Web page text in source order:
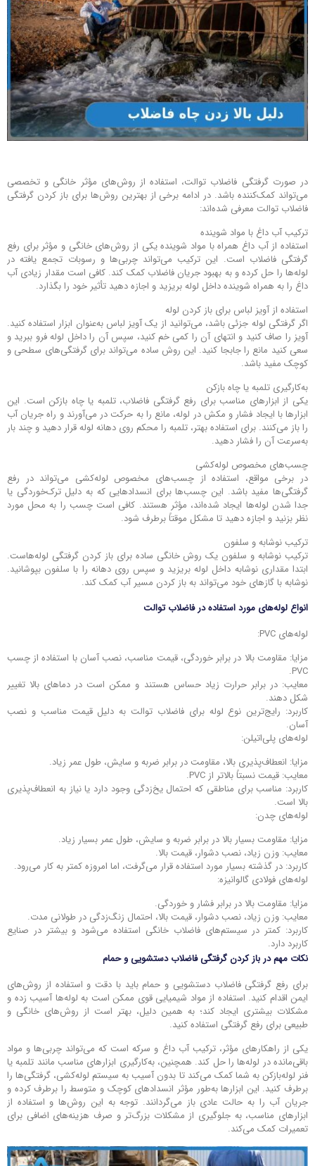
در صورت گرفتگی فاضلاب توالت، استفاده از روش‌های مؤثر خانگی و تخصصی
می‌تواند کمک‌کننده باشد. در ادامه برخی از بهترین روش‌ها برای باز کردن گرفتگی
فاضلاب توالت معرفی شده‌اند:
ترکیب آب داغ با مواد شوینده
استفاده از آب داغ همراه با مواد شوینده یکی از روش‌های خانگی و مؤثر برای رفع
گرفتگی فاضلاب است. این ترکیب می‌تواند چربی‌ها و رسوبات تجمع یافته در
لوله‌ها را حل کرده و به بهبود جریان فاضلاب کمک کند. کافی است مقدار زیادی آب
داغ را به همراه شوینده داخل لوله بریزید و اجازه دهید تأثیر خود را بگذارد.
استفاده از آویز لباس برای باز کردن لوله
اگر گرفتگی لوله جزئی باشد، می‌توانید از یک آویز لباس به‌عنوان ابزار استفاده کنید.
آویز را صاف کنید و انتهای آن را کمی خم کنید، سپس آن را داخل لوله فرو ببرید و
سعی کنید مانع را جابجا کنید. این روش ساده می‌تواند برای گرفتگی‌های سطحی و
کوچک مفید باشد.
به‌کارگیری تلمبه یا چاه بازکن
یکی از ابزارهای مناسب برای رفع گرفتگی فاضلاب، تلمبه یا چاه بازکن است. این
ابزارها با ایجاد فشار و مکش در لوله، مانع را به حرکت در می‌آورند و راه جریان آب
را باز می‌کنند. برای استفاده بهتر، تلمبه را محکم روی دهانه لوله قرار دهید و چند بار
به‌سرعت آن را فشار دهید.
چسب‌های مخصوص لوله‌کشی
در برخی مواقع، استفاده از چسب‌های مخصوص لوله‌کشی می‌تواند در رفع
گرفتگی‌ها مفید باشد. این چسب‌ها برای انسدادهایی که به دلیل ترک‌خوردگی یا
جدا شدن لوله‌ها ایجاد شده‌اند، مؤثر هستند. کافی است چسب را به محل مورد
نظر بزنید و اجازه دهید تا مشکل موقتاً برطرف شود.
ترکیب نوشابه و سلفون
ترکیب نوشابه و سلفون یک روش خانگی ساده برای باز کردن گرفتگی لوله‌هاست.
ابتدا مقداری نوشابه داخل لوله بریزید و سپس روی دهانه را با سلفون بپوشانید.
نوشابه با گازهای خود می‌تواند به باز کردن مسیر آب کمک کند.
انواع لوله‌های مورد استفاده در فاضلاب توالت
لوله‌های PVC:
مزایا: مقاومت بالا در برابر خوردگی، قیمت مناسب، نصب آسان با استفاده از چسب
PVC.
معایب: در برابر حرارت زیاد حساس هستند و ممکن است در دماهای بالا تغییر
شکل دهند.
کاربرد: رایج‌ترین نوع لوله برای فاضلاب توالت به دلیل قیمت مناسب و نصب
آسان.
لوله‌های پلی‌اتیلن:
مزایا: انعطاف‌پذیری بالا، مقاومت در برابر ضربه و سایش، طول عمر زیاد.
معایب: قیمت نسبتاً بالاتر از PVC.
کاربرد: مناسب برای مناطقی که احتمال یخ‌زدگی وجود دارد یا نیاز به انعطاف‌پذیری
بالا است.
لوله‌های چدن:
مزایا: مقاومت بسیار بالا در برابر ضربه و سایش، طول عمر بسیار زیاد.
معایب: وزن زیاد، نصب دشوار، قیمت بالا.
کاربرد: در گذشته بسیار مورد استفاده قرار می‌گرفت، اما امروزه کمتر به کار می‌رود.
لوله‌های فولادی گالوانیزه:
مزایا: مقاومت بالا در برابر فشار و خوردگی.
معایب: وزن زیاد، نصب دشوار، قیمت بالا، احتمال زنگ‌زدگی در طولانی مدت.
کاربرد: کمتر در سیستم‌های فاضلاب خانگی استفاده می‌شود و بیشتر در صنایع
کاربرد دارد.
نکات مهم در باز کردن گرفتگی فاضلاب دستشویی و حمام
برای رفع گرفتگی فاضلاب دستشویی و حمام باید با دقت و استفاده از روش‌های
ایمن اقدام کنید. استفاده از مواد شیمیایی قوی ممکن است به لوله‌ها آسیب زده و
مشکلات بیشتری ایجاد کند؛ به همین دلیل، بهتر است از روش‌های خانگی و
طبیعی برای رفع گرفتگی استفاده کنید.
یکی از راهکارهای مؤثر، ترکیب آب داغ و سرکه است که می‌تواند چربی‌ها و مواد
باقی‌مانده در لوله‌ها را حل کند. همچنین، به‌کارگیری ابزارهای مناسب مانند تلمبه یا
فنر لوله‌بازکن به شما کمک می‌کند تا بدون آسیب به سیستم لوله‌کشی، گرفتگی‌ها را
برطرف کنید. این ابزارها به‌طور مؤثر انسدادهای کوچک و متوسط را برطرف کرده و
جریان آب را به حالت عادی باز می‌گردانند. توجه به این روش‌ها و استفاده از
ابزارهای مناسب، به جلوگیری از مشکلات بزرگ‌تر و صرف هزینه‌های اضافی برای
تعمیرات کمک می‌کند.